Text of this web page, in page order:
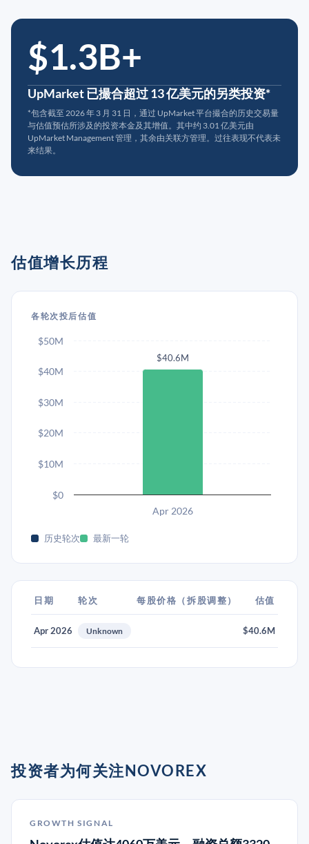
$1.3B+
UpMarket 已撮合超过 13 亿美元的另类投资*
*包含截至 2026 年 3 月 31 日，通过 UpMarket 平台撮合的历史交易量
与估值预估所涉及的投资本金及其增值。其中约 3.01 亿美元由
UpMarket Management 管理，其余由关联方管理。过往表现不代表未
来结果。
估值增长历程
各轮次投后估值
$40.6M
Apr 2026
$0
$10M
$20M
$30M
$40M
$50M
历史轮次 最新一轮
日期 轮次 每股价格（拆股调整） 估值
Apr 2026 Unknown $40.6M
投资者为何关注NOVOREX
GROWTH SIGNAL